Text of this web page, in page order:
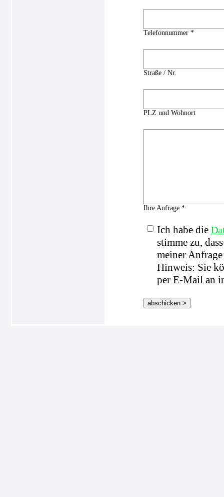
Telefonnummer *
Straße / Nr.
PLZ und Wohnort
Ihre Anfrage *
Ich habe die
stimme zu,
meiner
Hinweis: Sie
per E-Mail an